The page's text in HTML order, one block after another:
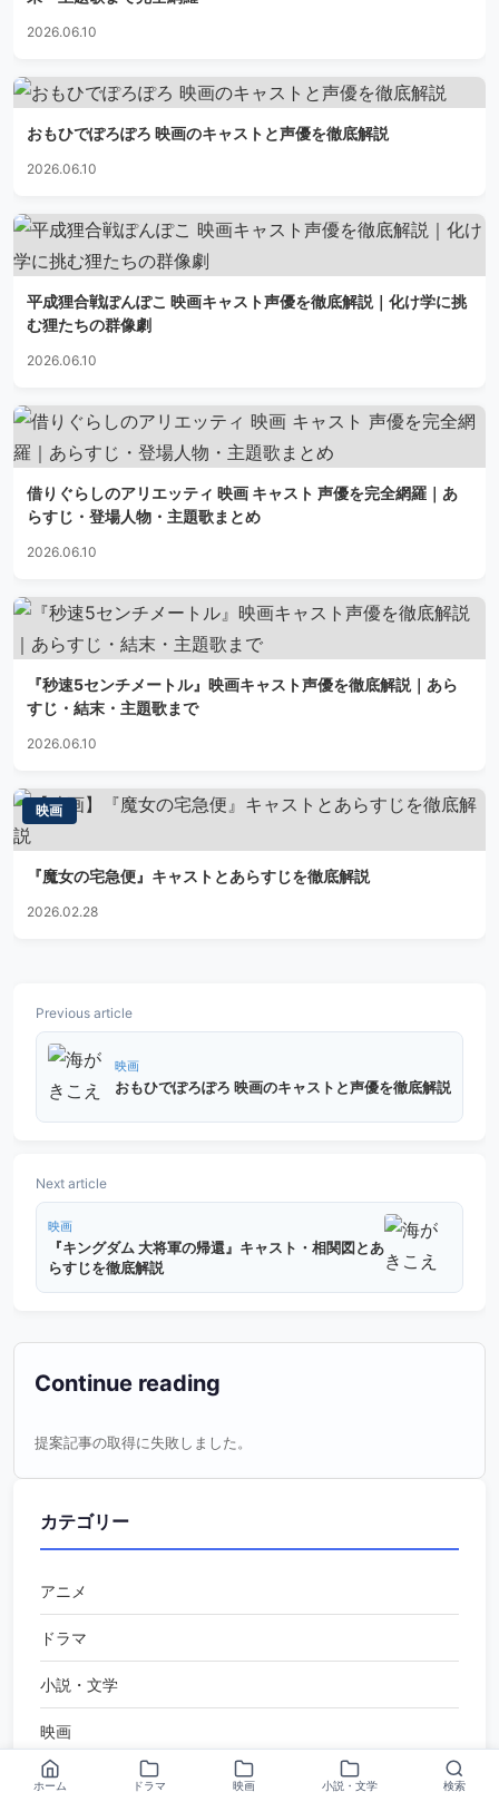
2026.06.10
おもひでぽろぽろ 映画のキャストと声優を徹底解説
2026.06.10
平成狸合戦ぽんぽこ 映画キャスト声優を徹底解説｜化け学に挑
む狸たちの群像劇
2026.06.10
借りぐらしのアリエッティ 映画 キャスト 声優を完全網羅｜あ
らすじ・登場人物・主題歌まとめ
2026.06.10
『秒速5センチメートル』映画キャスト声優を徹底解説｜あら
すじ・結末・主題歌まで
2026.06.10
映画
『魔女の宅急便』キャストとあらすじを徹底解説
2026.02.28
Previous article
映画
おもひでぽろぽろ 映画のキャストと声優を徹底解説
Next article
映画
『キングダム 大将軍の帰還』キャスト・相関図とあ
らすじを徹底解説
Continue reading
提案記事の取得に失敗しました。
カテゴリー
アニメ
ドラマ
小説・文学
映画
漫画
ホーム ドラマ 映画 小説・文学 検索